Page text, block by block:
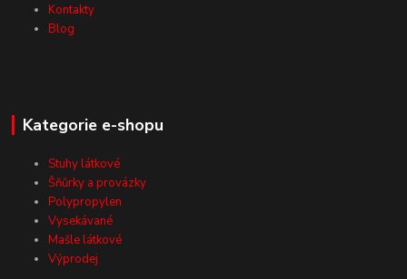
Kontakty
Blog
Kategorie e-shopu
Stuhy látkové
Šňůrky a provázky
Polypropylen
Vysekávané
Mašle látkové
Výprodej